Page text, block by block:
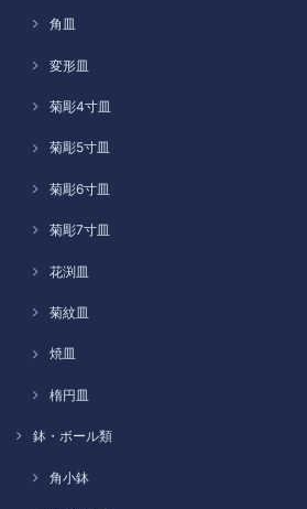
角皿
変形皿
菊彫4寸皿
菊彫5寸皿
菊彫6寸皿
菊彫7寸皿
花渕皿
菊紋皿
焼皿
楕円皿
鉢・ボール類
角小鉢